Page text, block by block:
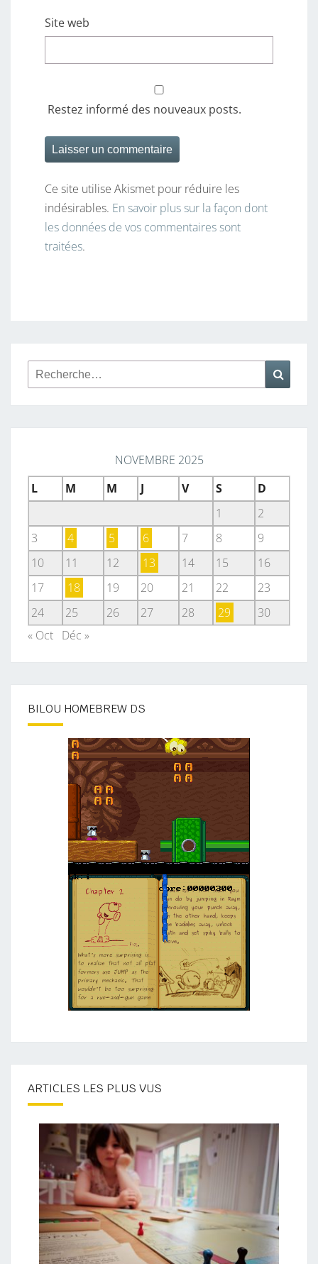
Site web
Restez informé des nouveaux posts.
Ce site utilise Akismet pour réduire les
indésirables. En savoir plus sur la façon dont
les données de vos commentaires sont
traitées.
Rechercher :
NOVEMBRE 2025
L
M M J V S
D
1
2
3
4 5 6 7 8
9
10
11 12 13 14 15
16
17
18 19 20 21 22
23
24
25 26 27 28 29
30
« Oct Déc »
BILOU HOMEBREW DS
ARTICLES LES PLUS VUS